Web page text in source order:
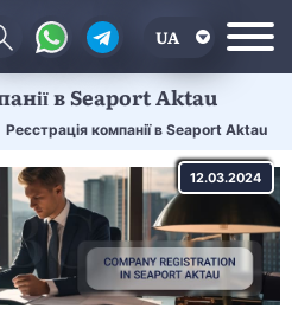
UA
в Seaport Aktau
Реєстрація компанії в Seaport Aktau
12.03.2024